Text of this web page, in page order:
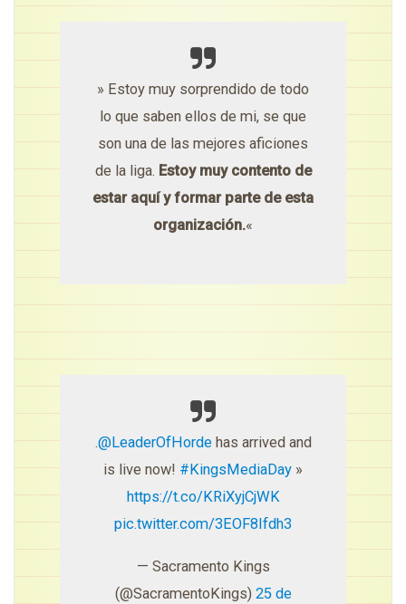
» Estoy muy sorprendido de todo
lo que saben ellos de mi, se que
son una de las mejores aficiones
de la liga. Estoy muy contento de
estar aquí y formar parte de esta
organización.«
.@LeaderOfHordehas arrived and
is live now! #KingsMediaDay »
https://t.co/KRiXyjCjWK
pic.twitter.com/3EOF8Ifdh3
— Sacramento Kings
(@SacramentoKings) 25 de